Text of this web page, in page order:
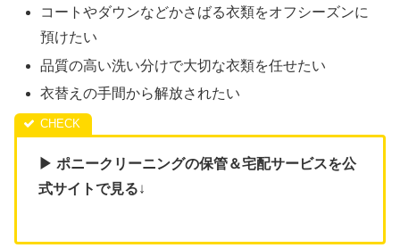
コートやダウンなどかさばる衣類をオフシーズンに
預けたい
品質の高い洗い分けで大切な衣類を任せたい
衣替えの手間から解放されたい
▶ ポニークリーニングの保管＆宅配サービスを公
式サイトで見る↓